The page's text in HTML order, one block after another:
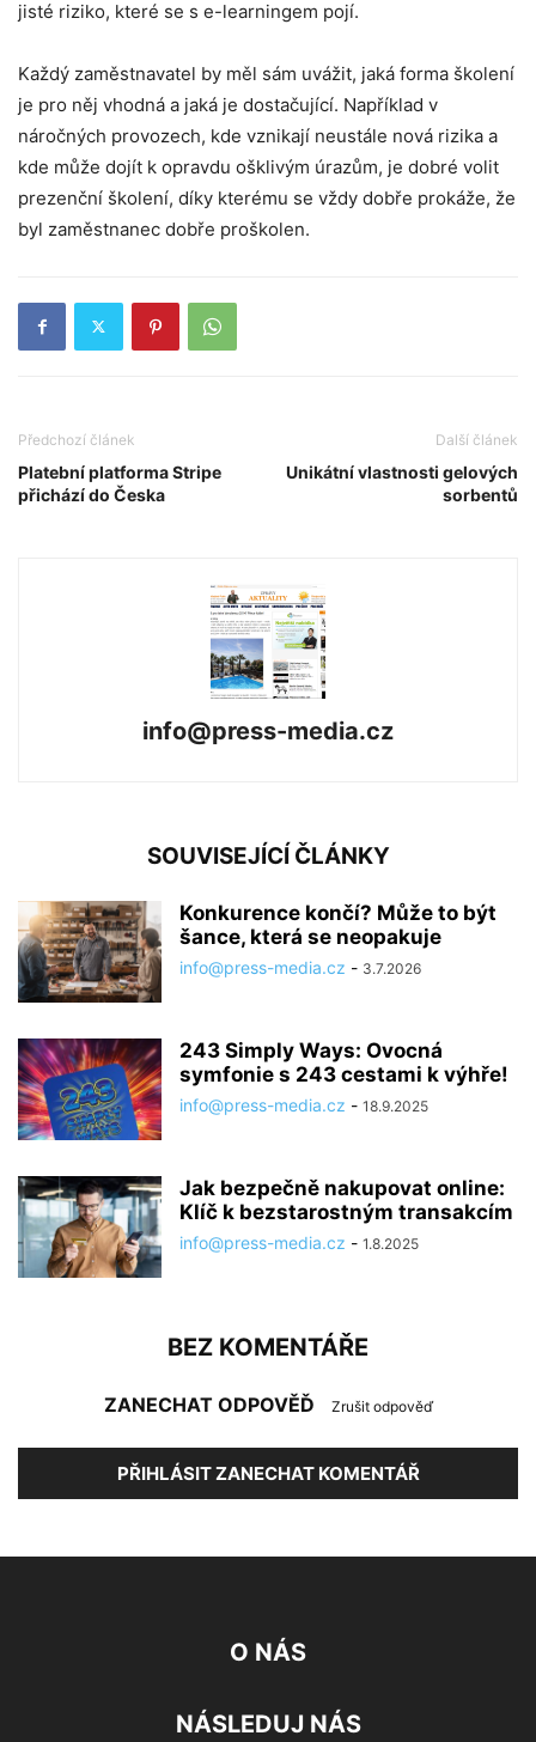
jisté riziko, které se s e-learningem pojí.
Každý zaměstnavatel by měl sám uvážit, jaká forma školení
je pro něj vhodná a jaká je dostačující. Například v
náročných provozech, kde vznikají neustále nová rizika a
kde může dojít k opravdu ošklivým úrazům, je dobré volit
prezenční školení, díky kterému se vždy dobře prokáže, že
byl zaměstnanec dobře proškolen.
Předchozí článek
Platební platforma Stripe
přichází do Česka
Další článek
Unikátní vlastnosti gelových
sorbentů
info@press-media.cz
SOUVISEJÍCÍ ČLÁNKY
Konkurence končí? Může to být
šance, která se neopakuje
info@press-media.cz - 3.7.2026
243 Simply Ways: Ovocná
symfonie s 243 cestami k výhře!
info@press-media.cz - 18.9.2025
Jak bezpečně nakupovat online:
Klíč k bezstarostným transakcím
info@press-media.cz - 1.8.2025
BEZ KOMENTÁŘE
ZANECHAT ODPOVĚĎ Zrušit odpověď
PŘIHLÁSIT ZANECHAT KOMENTÁŘ
O NÁS
NÁSLEDUJ NÁS